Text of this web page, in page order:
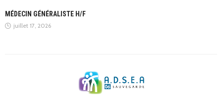
MÉDECIN GÉNÉRALISTE H/F
juillet 17, 2026